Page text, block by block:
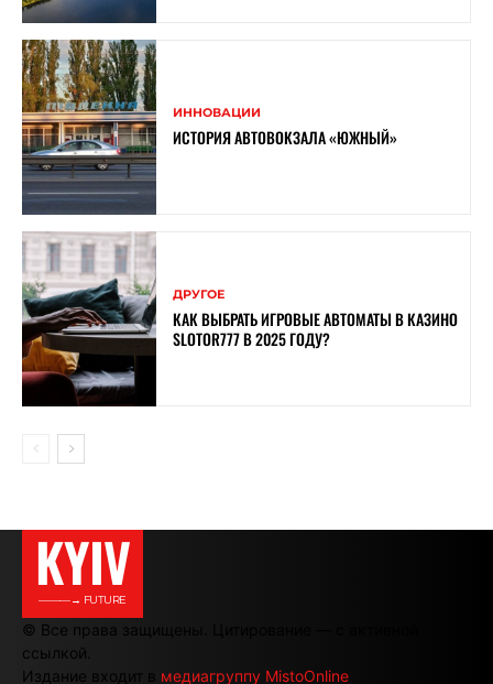
ИННОВАЦИИ
ИСТОРИЯ АВТОВОКЗАЛА «ЮЖНЫЙ»
ДРУГОЕ
КАК ВЫБРАТЬ ИГРОВЫЕ АВТОМАТЫ В КАЗИНО
SLOTOR777 В 2025 ГОДУ?
KYIV
———→ FUTURE
© Все права защищены. Цитирование — с активной
ссылкой.
Издание входит в медиагруппу MistoOnline